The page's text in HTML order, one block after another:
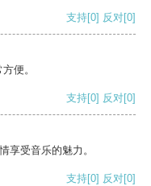
支持[0] 反对[0]
便。
支持[0] 反对[0]
享受音乐的魅力。
支持[0] 反对[0]